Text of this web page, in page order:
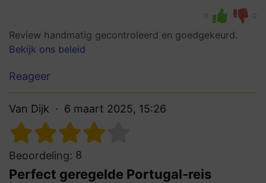
0 0
Review handmatig gecontroleerd en goedgekeurd.
Bekijk ons beleid
Reageer
Van Dijk 6 maart 2025, 15:26
Beoordeling: 8
Perfect geregelde Portugal-reis